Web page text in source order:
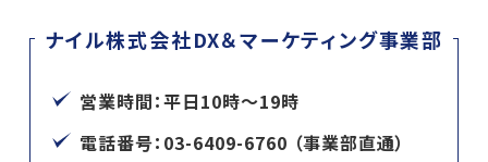
ナイル株式会社DX＆マーケティング事業部
営業時間：平日10時～19時
電話番号：03-6409-6760 （事業部直通）